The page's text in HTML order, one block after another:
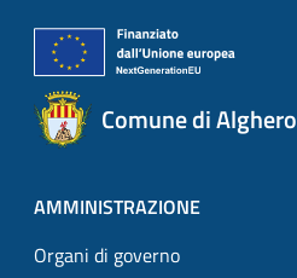
Comune di Alghero
AMMINISTRAZIONE
Organi di governo